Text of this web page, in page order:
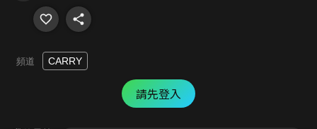
頻道 CARRY
請先登入